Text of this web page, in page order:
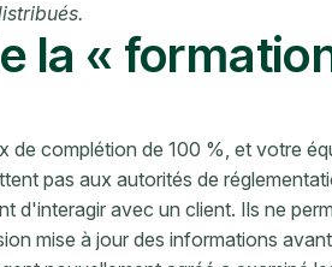
la «
complétion de 100 %, et votre
pas aux autorités de
d'interagir avec un client. Ils ne
mise à jour des informations